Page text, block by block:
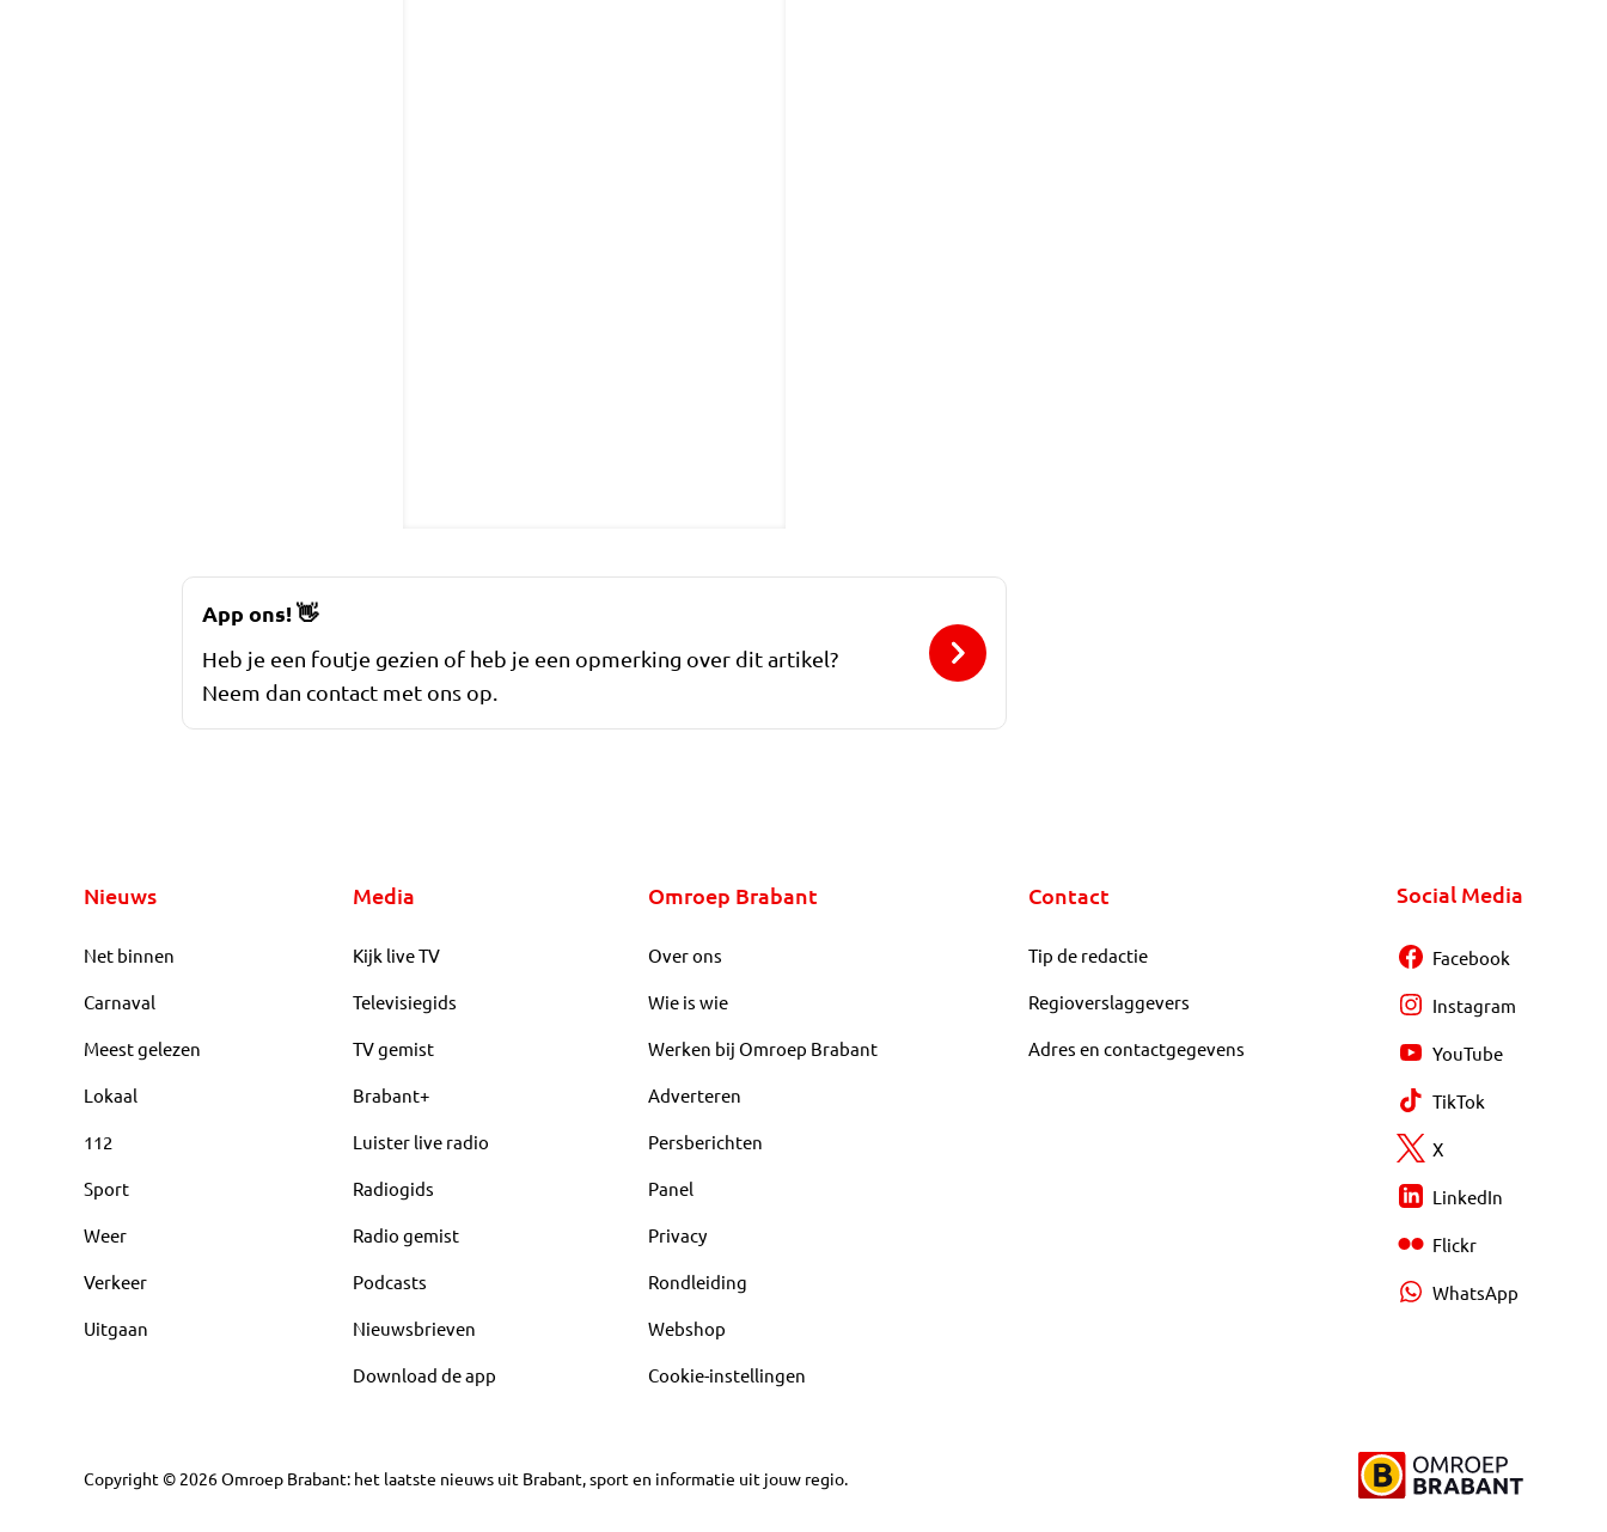
App ons!👋
Heb je een foutje gezien of heb je een opmerking over dit artikel?
Neem dan contact met ons op.
Nieuws
Net binnen
Carnaval
Meest gelezen
Lokaal
112
Sport
Weer
Verkeer
Uitgaan
Media
Kijk live TV
Televisiegids
TV gemist
Brabant+
Luister live radio
Radiogids
Radio gemist
Podcasts
Nieuwsbrieven
Download de app
Omroep Brabant
Over ons
Wie is wie
Werken bij Omroep Brabant
Adverteren
Persberichten
Panel
Privacy
Rondleiding
Webshop
Cookie-instellingen
Contact
Tip de redactie
Regioverslaggevers
Adres en contactgegevens
Social Media
Facebook
Instagram
YouTube
TikTok
X
LinkedIn
Flickr
WhatsApp
Copyright © 2026Omroep Brabant: het laatste nieuws uit Brabant, sport en informatie uit jouw regio.